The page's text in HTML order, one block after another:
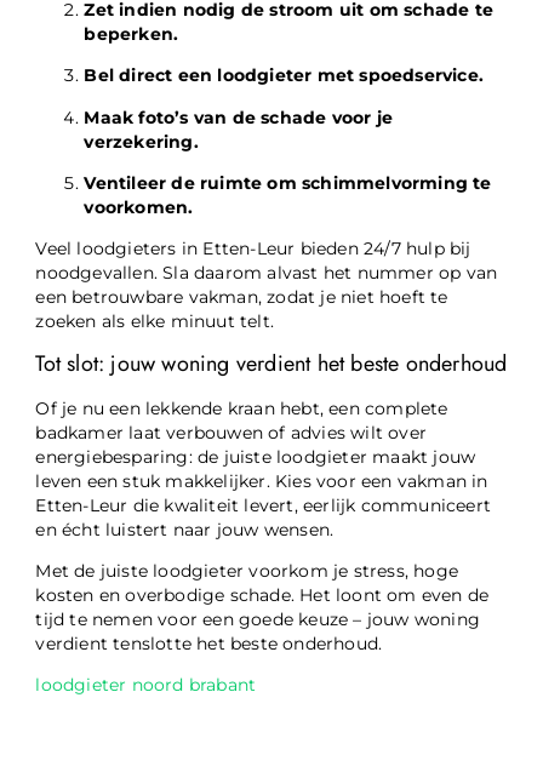
Zet indien nodig de stroom uit om schade te
beperken.
Bel direct een loodgieter met spoedservice.
Maak foto’s van de schade voor je
verzekering.
Ventileer de ruimte om schimmelvorming te
voorkomen.
Veel loodgieters in Etten-Leur bieden 24/7 hulp bij
noodgevallen. Sla daarom alvast het nummer op van
een betrouwbare vakman, zodat je niet hoeft te
zoeken als elke minuut telt.
Tot slot: jouw woning verdient het beste onderhoud
Of je nu een lekkende kraan hebt, een complete
badkamer laat verbouwen of advies wilt over
energiebesparing: de juiste loodgieter maakt jouw
leven een stuk makkelijker. Kies voor een vakman in
Etten-Leur die kwaliteit levert, eerlijk communiceert
en écht luistert naar jouw wensen.
Met de juiste loodgieter voorkom je stress, hoge
kosten en overbodige schade. Het loont om even de
tijd te nemen voor een goede keuze – jouw woning
verdient tenslotte het beste onderhoud.
loodgieter noord brabant